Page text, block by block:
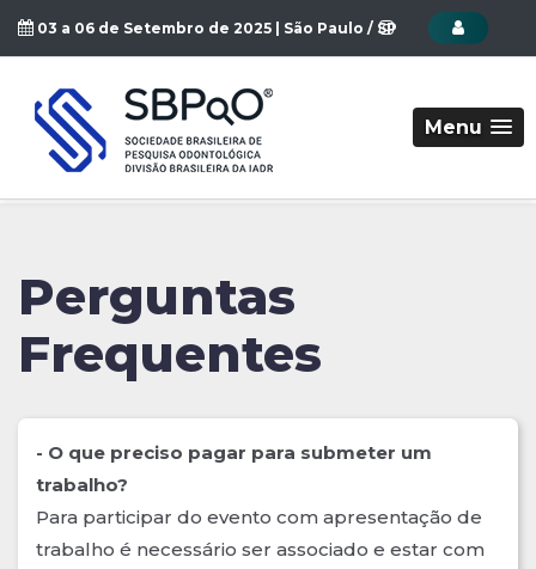
03 a 06 de Setembro de 2025 | São Paulo / SP
Menu
Perguntas
Frequentes
- O que preciso pagar para submeter um
trabalho?
Para participar do evento com apresentação de
trabalho é necessário ser associado e estar com